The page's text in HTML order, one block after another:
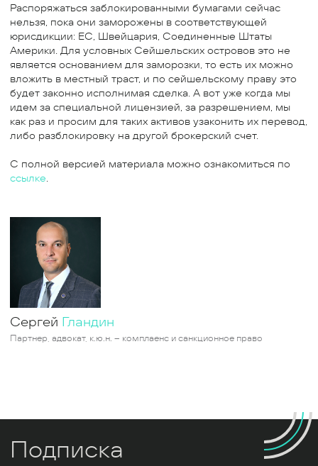
Распоряжаться заблокированными бумагами сейчас
нельзя, пока они заморожены в соответствующей
юрисдикции: ЕС, Швейцария, Соединенные Штаты
Америки. Для условных Сейшельских островов это не
является основанием для заморозки, то есть их можно
вложить в местный траст, и по сейшельскому праву это
будет законно исполнимая сделка. А вот уже когда мы
идем за специальной лицензией, за разрешением, мы
как раз и просим для таких активов узаконить их перевод,
либо разблокировку на другой брокерский счет.
С полной версией материала можно ознакомиться по
ссылке.
Сергей Гландин
Партнер, адвокат, к.ю.н. – комплаенс и санкционное право
Подписка